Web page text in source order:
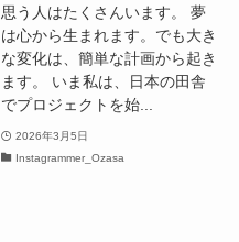
思う人はたくさんいます。 夢
は心から生まれます。でも大き
な変化は、簡単な計画から起き
ます。 いま私は、日本の田舎
でプロジェクトを始...
2026年3月5日
Instagrammer_Ozasa